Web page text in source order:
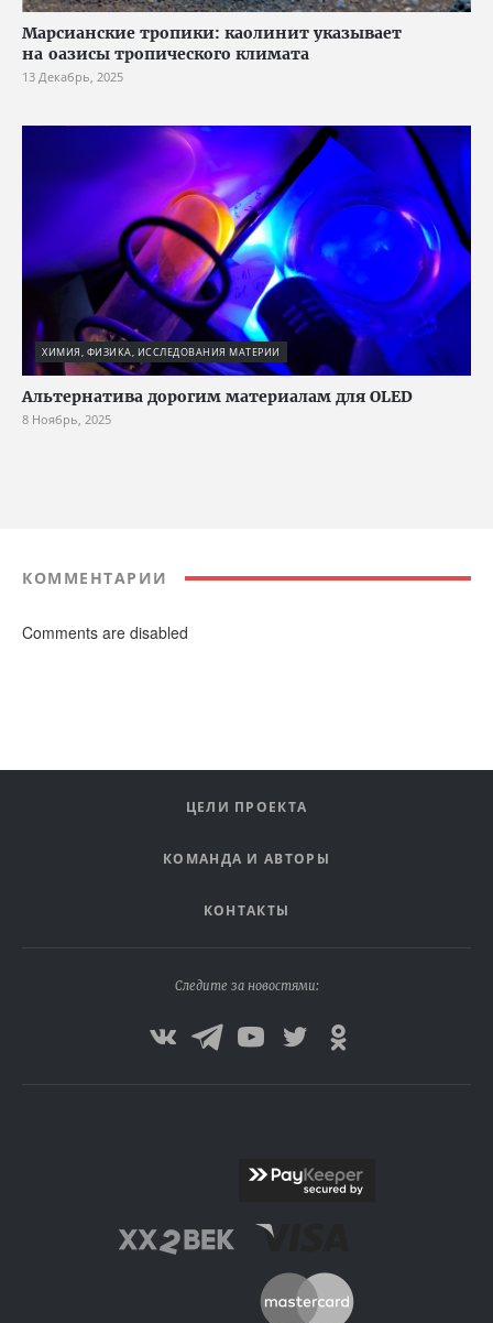
Марсианские тропики: каолинит указывает
на оазисы тропического климата
13 Декабрь, 2025
ХИМИЯ, ФИЗИКА, ИССЛЕДОВАНИЯ МАТЕРИИ
Альтернатива дорогим материалам для OLED
8 Ноябрь, 2025
КОММЕНТАРИИ
Comments are disabled
ЦЕЛИ ПРОЕКТА
КОМАНДА И АВТОРЫ
КОНТАКТЫ
Следите за новостями: